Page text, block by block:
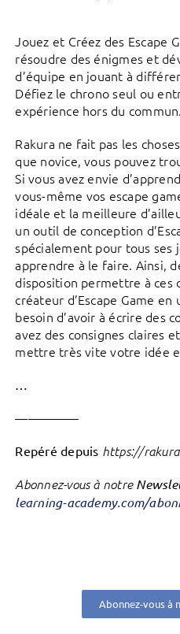
Jouez et Créez des Escape
résoudre des énigmes et
d’équipe en jouant à
Défiez le chrono seul ou
expérience hors du commun.
Rakura ne fait pas les
que novice, vous pouvez
Si vous avez envie
vous-même vos escape
idéale et la meilleure
un outil de conception
spécialement pour tous
apprendre à le faire. Ainsi,
disposition permettre à ces
créateur d’Escape Game
besoin d’avoir à écrire des
avez des consignes claires
mettre très vite votre idée
—————
Repéré depuis https://
Abonnez-vous à notre
learning-academy.com/
Abonnez-vous à